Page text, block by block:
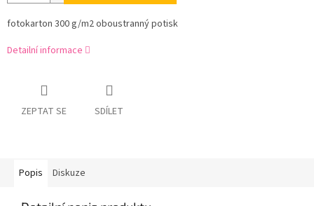
fotokarton 300 g/m2 oboustranný potisk
Detailní informace
ZEPTAT SE SDÍLET
Popis Diskuze